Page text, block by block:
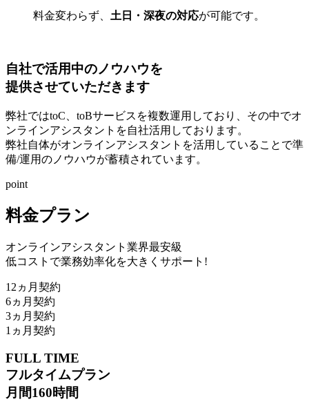
料金変わらず、 土日・深夜の対応が可能です。
自社で活用中のノウハウを
提供させていただきます
弊社ではtoC、toBサービス を複数運用しており、その中でオ
ンラインアシスタントを自社活用 しております。
弊社自体がオンラインアシスタントを活用していることで準
備/運用のノウハウが蓄積されています。
point
料金プラン
オンラインアシスタント業界最安級
低コストで業務効率化を大きくサポート!
12 ヵ月契約
6ヵ月契約
3ヵ月契約
1 ヵ月契約
FULL TIME
フルタイムプラン
月間160時間